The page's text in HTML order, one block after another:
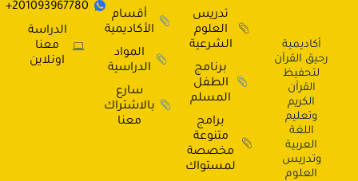
أكاديمية
رحيق القرآن
لتحفيظ
القرآن
الكريم
وتعليم
اللغة
العربية
وتدريس
العلوم
تدريس
العلوم
الشرعية
برنامج
الطفل
المسلم
برامج
متنوعة
مخصصة
لمستواك
أقسام
الأكاديمية
المواد
الدراسية
سارع
بالاشتراك
معنا
201093967780+
الدراسة
معنا
اونلاين